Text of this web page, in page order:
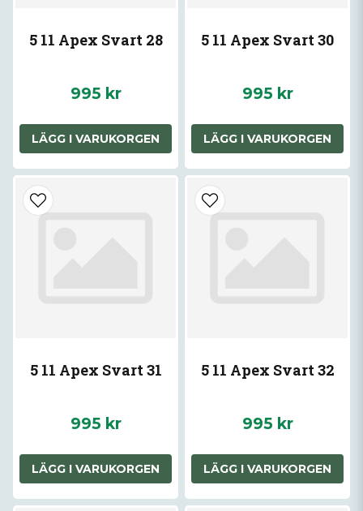
5 11 Apex Svart 28
995 kr
LÄGG I VARUKORGEN
5 11 Apex Svart 30
995 kr
LÄGG I VARUKORGEN
5 11 Apex Svart 31
995 kr
LÄGG I VARUKORGEN
5 11 Apex Svart 32
995 kr
LÄGG I VARUKORGEN